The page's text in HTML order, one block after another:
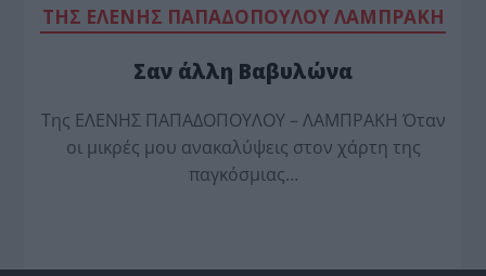
TΗΣ ΕΛΕΝΗΣ ΠΑΠΑΔΟΠΟΥΛΟΥ ΛΑΜΠΡΑΚΗ
Σαν άλλη Βαβυλώνα
Της ΕΛΕΝΗΣ ΠΑΠΑΔΟΠΟΥΛΟΥ – ΛΑΜΠΡΑΚΗ Όταν
οι μικρές μου ανακαλύψεις στον χάρτη της
παγκόσμιας…